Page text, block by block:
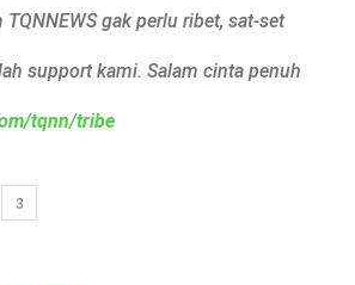
gak perlu ribet, sat-set
support kami. Salam cinta penuh
tqnn/tribe
3